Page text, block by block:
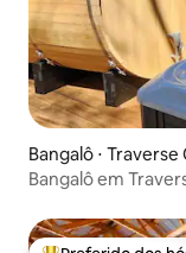
Bangalô ⋅ Traverse
Bangalô em